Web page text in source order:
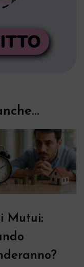
Mutui: